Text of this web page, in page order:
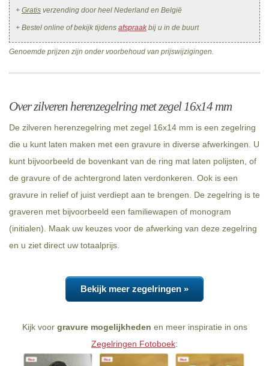
+ Gratis verzending door heel Nederland en België
+ Bestel online of bekijk tijdens afspraakbij u in de buurt
Genoemde prijzen zijn onder voorbehoud van prijswijzigingen.
Over zilveren herenzegelring met zegel 16x14 mm
De zilveren herenzegelring met zegel 16x14 mm is een zegelring
die u kunt laten maken met een gravure in diverse afwerkingen. U
kunt bijvoorbeeld de bovenkant van de ring mat laten polijsten, of
de gravure of de achtergrond laten verdonkeren. Ook is een
gravure in relief of juist verdiept aan te brengen. De zegelring is te
graveren met bijvoorbeeld een familiewapen of monogram
(initialen). Maak uw keuzes voor de afwerking van deze zegelring
en u ziet direct uw totaalprijs.
Bekijk meer zegelringen »
Kijk voor gravure mogelijkheden en meer inspiratie in ons
Zegelringen Fotoboek: